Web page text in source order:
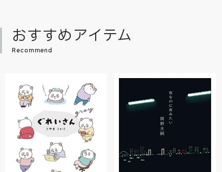
おすすめアイテム
Recommend